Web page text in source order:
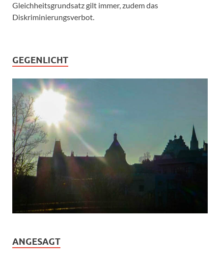
Gleichheitsgrundsatz gilt immer, zudem das
Diskriminierungsverbot.
GEGENLICHT
ANGESAGT